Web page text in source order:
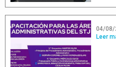
04/08/
Leer